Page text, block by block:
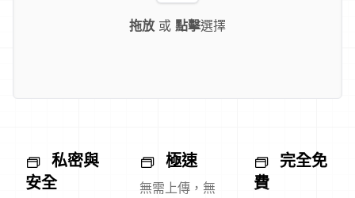
拖放 或 點擊選擇
私密與
安全
極速
無需上傳，無
完全免
費